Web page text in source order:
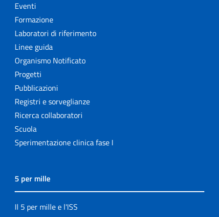
Eventi
Formazione
Laboratori di riferimento
Linee guida
Organismo Notificato
Progetti
Pubblicazioni
Registri e sorveglianze
Ricerca collaboratori
Scuola
Sperimentazione clinica fase I
5 per mille
Il 5 per mille e l'ISS